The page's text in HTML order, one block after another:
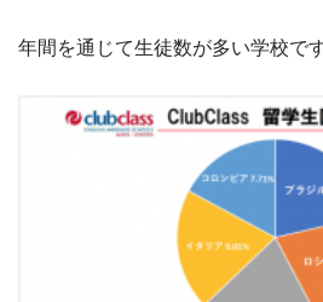
年間を通じて生徒数が多い学校です